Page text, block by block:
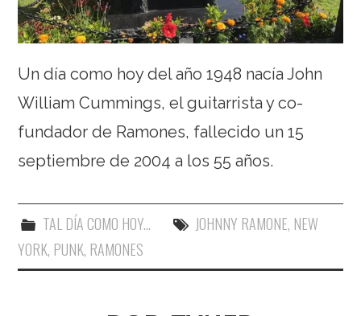
Un día como hoy del año 1948 nacía John
William Cummings, el guitarrista y co-
fundador de Ramones, fallecido un 15
septiembre de 2004 a los 55 años.
TAL DÍA COMO HOY... JOHNNY RAMONE, NEW
YORK, PUNK, RAMONES